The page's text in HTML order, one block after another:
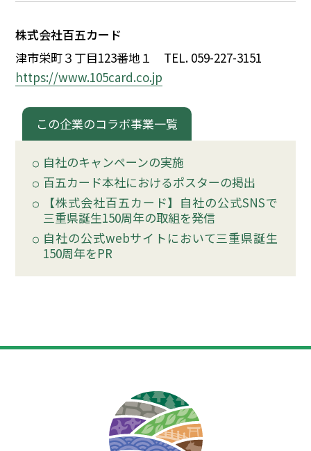
株式会社百五カード
津市栄町３ 丁目123番地 １
TEL. 059-227-3151
https://www.105card.co.jp
この企業のコラボ事業一覧
自社のキャンペーンの実施
百五カード本社におけるポスターの掲出
【株式会社百五カード】自社の公式SNSで
三重県誕生150周年の取組を発信
自社の公式webサイトにおいて三重県誕生
150周年をPR